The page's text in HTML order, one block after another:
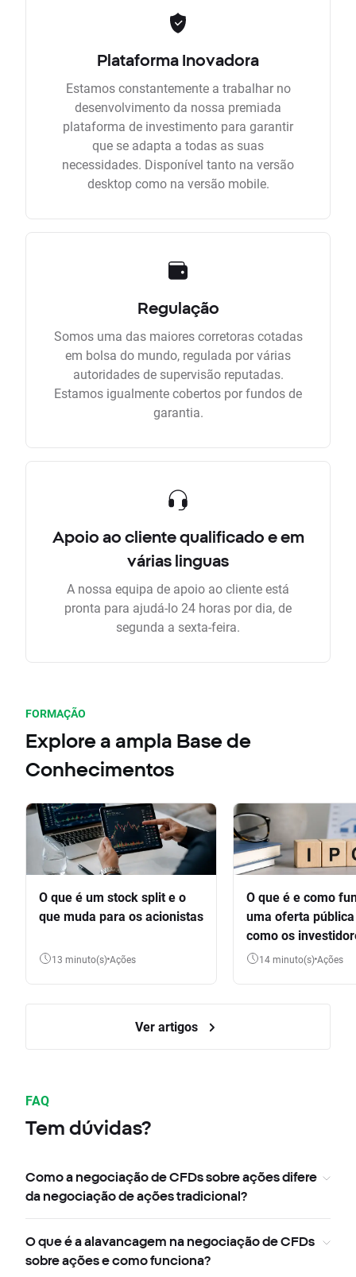
Plataforma Inovadora
Estamos constantemente a trabalhar no
desenvolvimento da nossa premiada
plataforma de investimento para garantir
que se adapta a todas as suas
necessidades. Disponível tanto na versão
desktop como na versão mobile.
Regulação
Somos uma das maiores corretoras cotadas
em bolsa do mundo, regulada por várias
autoridades de supervisão reputadas.
Estamos igualmente cobertos por fundos de
garantia.
Apoio ao cliente qualificado e em
várias linguas
A nossa equipa de apoio ao cliente está
pronta para ajudá-lo 24 horas por dia, de
segunda a sexta-feira.
FORMAÇÃO
Explore a ampla Base de
Conhecimentos
O que é um stock split e o
que muda para os acionistas
13 minuto(s) Ações
O que é e como
uma oferta
como os
participar
14 minuto(s) Ações
Ver artigos
FAQ
Tem dúvidas?
Como a negociação de CFDs sobre ações difere
da negociação de ações tradicional?
O que é a alavancagem na negociação de CFDs
sobre ações e como funciona?